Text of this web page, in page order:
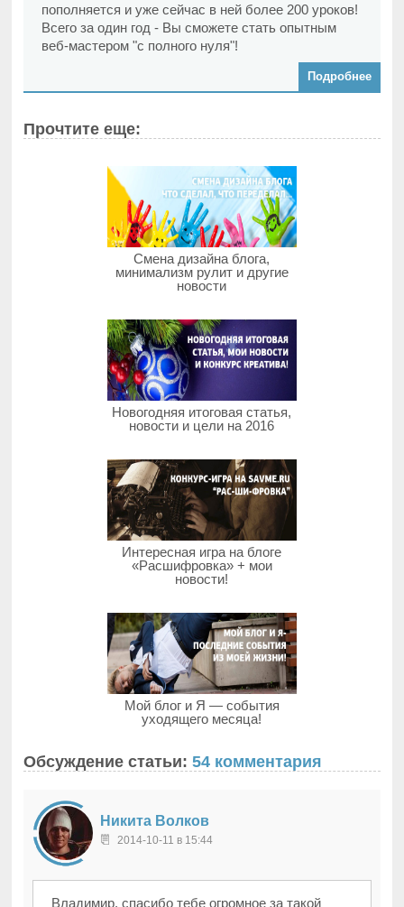
пополняется и уже сейчас в ней более 200 уроков!
Всего за один год - Вы сможете стать опытным
веб-мастером "с полного нуля"!
Подробнее
Прочтите еще:
Смена дизайна блога,
минимализм рулит и другие
новости
Новогодняя итоговая статья,
новости и цели на 2016
Интересная игра на блоге
«Расшифровка» + мои
новости!
Мой блог и Я — события
уходящего месяца!
Обсуждение статьи:54 комментария
Никита Волков
2014-10-11 в 15:44
Владимир, спасибо тебе огромное за такой